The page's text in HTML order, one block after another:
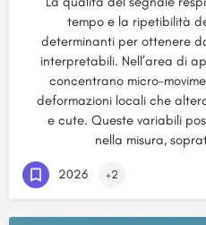
tempo e la ripetibilità
determinanti per ottenere
interpretabili. Nell’area di
concentrano micro-
deformazioni locali che
e cute. Queste variabili
nella misura,
2026 +2